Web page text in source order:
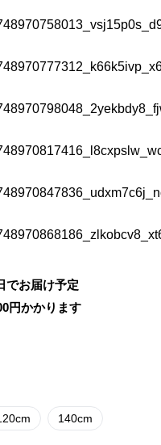
でお届け予定
円かかります
140cm